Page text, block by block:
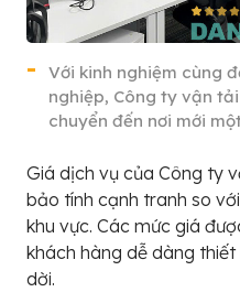
Với kinh nghiệm cùng
nghiệp, Công ty vận
chuyển đến nơi mới
Giá dịch vụ của Công ty
bảo tính cạnh tranh so
khu vực. Các mức giá
khách hàng dễ dàng
dời.